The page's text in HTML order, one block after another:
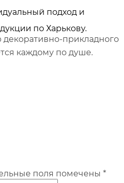
подход и
по Харькову.
прикладного
каждому по душе.
поля помечены *